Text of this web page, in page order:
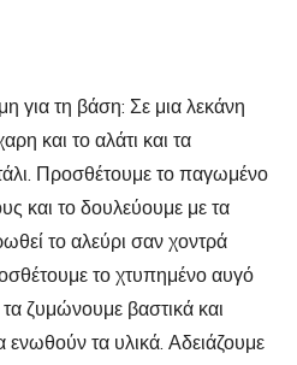
για τη βάση: Σε μια λεκάνη
και το αλάτι και τα
Προσθέτουμε το παγωμένο
και το δουλεύουμε με τα
το αλεύρι σαν χοντρά
το χτυπημένο αυγό
ζυμώνουμε βαστικά και
ενωθούν τα υλικά. Αδειάζουμε